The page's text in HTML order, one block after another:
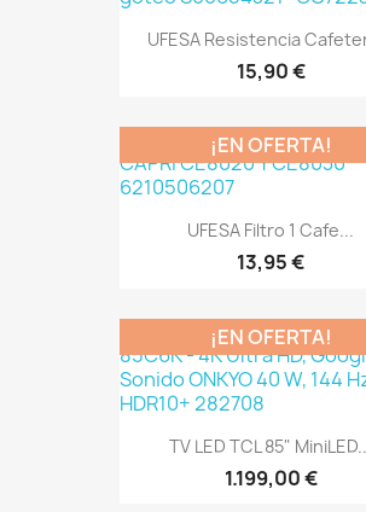
UFESA Resistencia
15,90 €
UFESA Filtro 1 Cafe...
13,95 €
¡EN OFERTA!
TV LED TCL 85"
1.199,00 €
¡EN OFERTA!